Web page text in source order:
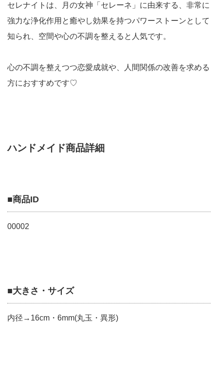
セレナイトは、月の女神「セレーネ」に由来する、非常に
強力な浄化作用と癒やし効果を持つパワーストーンとして
知られ、空間や心の不調を整えると人気です。
心の不調を整えつつ恋愛成就や、人間関係の改善を求める
方におすすめです♡
ハンドメイド商品詳細
■商品ID
00002
■大きさ・サイズ
内径→16cm・6mm(丸玉・異形)